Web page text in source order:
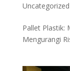
Uncategorized
Pallet Plastik:
Mengurangi